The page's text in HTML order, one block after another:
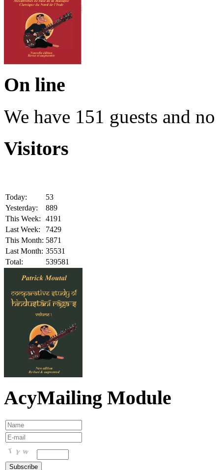
On line
We have 151 guests and
Visitors
Today:
53
Yesterday:
889
This Week:
4191
Last Week:
7429
This Month: 5871
Last Month: 35531
Total:
539581
AcyMailing Module